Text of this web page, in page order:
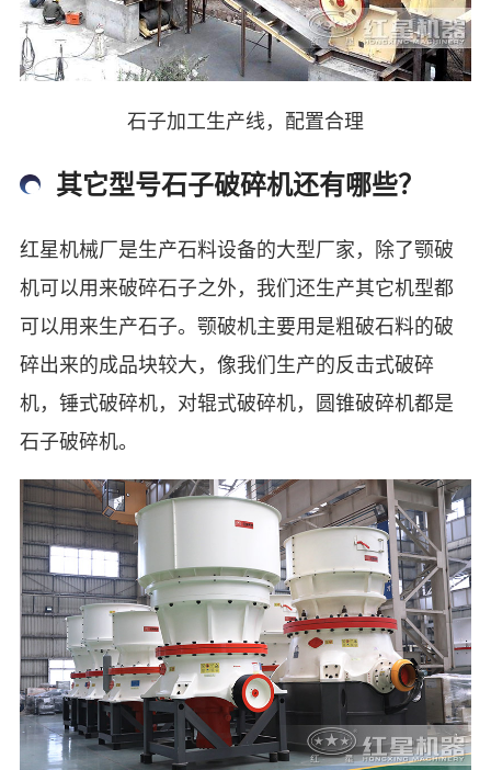
石子加工生产线，配置合理
其它型号石子破碎机还有哪些？
红星机械厂是生产石料设备的大型厂家，除了颚破
机可以用来破碎石子之外，我们还生产其它机型都
可以用来生产石子。颚破机主要用是粗破石料的破
碎出来的成品块较大，像我们生产的反击式破碎
机，锤式破碎机，对辊式破碎机，圆锥破碎机都是
石子破碎机。